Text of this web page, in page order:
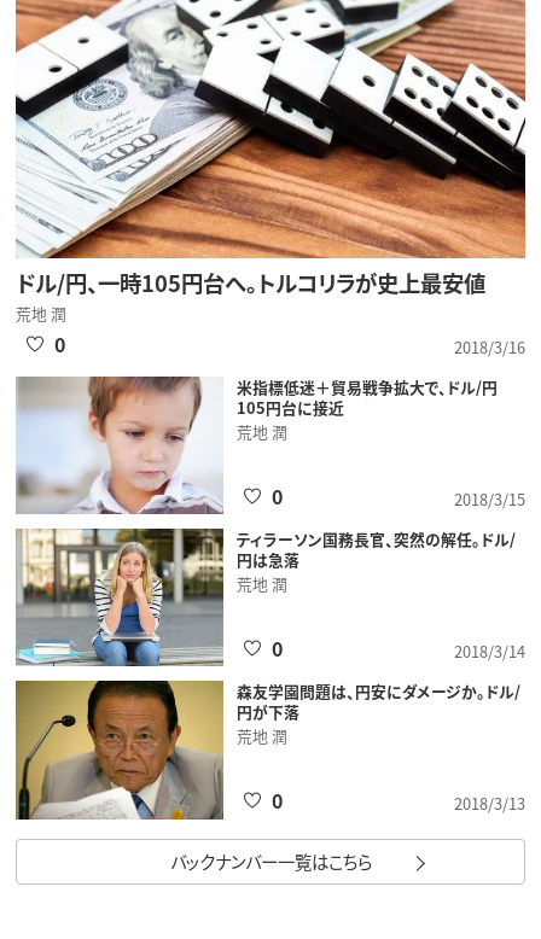
ドル/円、一時105円台へ。トルコリラが史上最安値
荒地 潤
2018/3/16
0
米指標低迷＋貿易戦争拡大で、ドル/円
105円台に接近
荒地 潤
2018/3/15
0
ティラーソン国務長官、突然の解任。ドル/
円は急落
荒地 潤
2018/3/14
0
森友学園問題は、円安にダメージか。ドル/
円が下落
荒地 潤
2018/3/13
0
バックナンバー一覧はこちら